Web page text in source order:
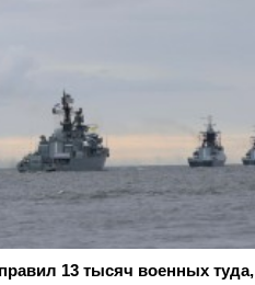
13 тысяч военных туда,